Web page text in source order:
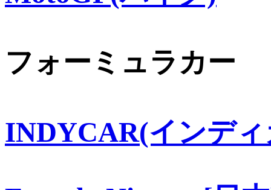
フォーミュラカー
INDYCAR(インデ